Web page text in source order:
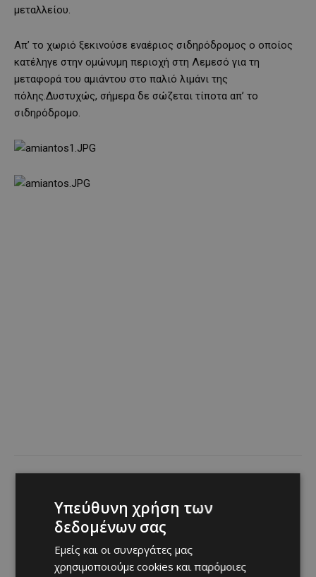
μεταλλείου.
Απ’ το χωριό ξεκινούσε εναέριος σιδηρόδρομος ο οποίος
κατέληγε στην ομώνυμη περιοχή στη Λεμεσό για τη
μεταφορά του αμιάντου στο παλιό λιμάνι της
πόλης.Δυστυχώς, σήμερα δε σώζεται τίποτα απ’ το
σιδηρόδρομο.
και ιστορία
προάστιο της Λεμεσού – Η
ιστορία και το όνομα
Υπεύθυνη χρήση των
δεδομένων σας
Εμείς και οι συνεργάτες μας
χρησιμοποιούμε cookies και παρόμοιες